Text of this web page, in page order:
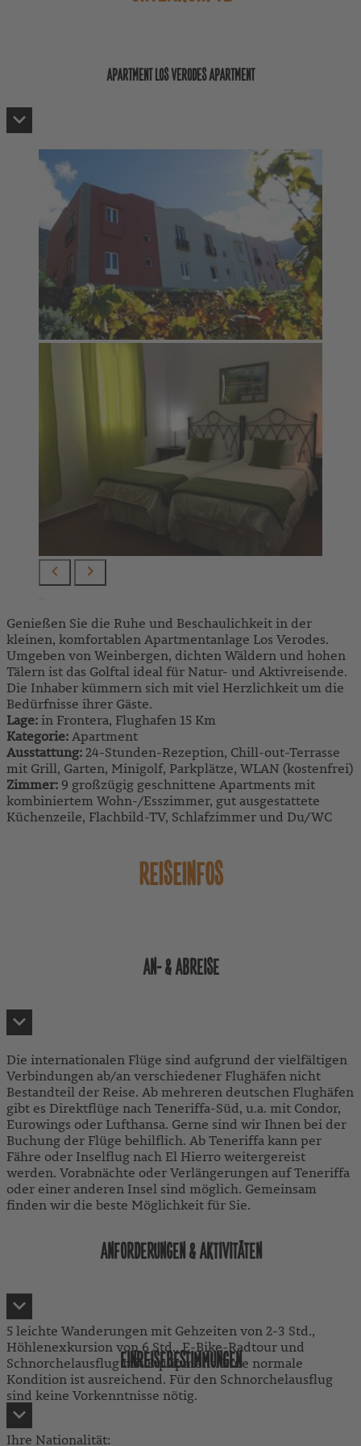
APARTMENT LOS VERODES APARTMENT
Genießen Sie die Ruhe und Beschaulichkeit in der
kleinen, komfortablen Apartmentanlage Los Verodes.
Umgeben von Weinbergen, dichten Wäldern und hohen
Tälern ist das Golftal ideal für Natur- und Aktivreisende.
Die Inhaber kümmern sich mit viel Herzlichkeit um die
Bedürfnisse ihrer Gäste.
Lage:in Frontera, Flughafen 15 Km
Kategorie:Apartment
Ausstattung:24-Stunden-Rezeption, Chill-out-Terrasse
mit Grill, Garten, Minigolf, Parkplätze, WLAN (kostenfrei)
Zimmer: 9 großzügig geschnittene Apartments mit
kombiniertem Wohn-/Esszimmer, gut ausgestattete
Küchenzeile, Flachbild-TV, Schlafzimmer und Du/WC
REISEINFOS
AN- & ABREISE
Die internationalen Flüge sind aufgrund der vielfältigen
Verbindungen ab/an verschiedener Flughäfen nicht
Bestandteil der Reise. Ab mehreren deutschen Flughäfen
gibt es Direktflüge nach Teneriffa-Süd, u.a. mit Condor,
Eurowings oder Lufthansa. Gerne sind wir Ihnen bei der
Buchung der Flüge behilflich. Ab Teneriffa kann per
Fähre oder Inselflug nach El Hierro weitergereist
werden. Vorabnächte oder Verlängerungen auf Teneriffa
oder einer anderen Insel sind möglich. Gemeinsam
finden wir die beste Möglichkeit für Sie.
ANFORDERUNGEN & AKTIVITÄTEN
5 leichte Wanderungen mit Gehzeiten von 2-3 Std.,
Höhlenexkursion von 6 Std., E-Bike-Radtour und
Schnorchelausflug mit Equipment. Eine normale
Kondition ist ausreichend. Für den Schnorchelausflug
sind keine Vorkenntnisse nötig.
EINREISEBESTIMMUNGEN
Ihre Nationalität: